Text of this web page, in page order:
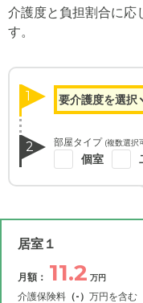
介護度と負担割合に応
す。
1
2 部屋タイプ (複数選択
個室
居室１
月額： 11.2 万円
介護保険料 （-） 万円を含む